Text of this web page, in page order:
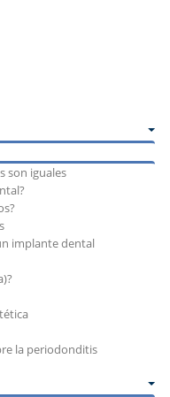
son iguales
implante dental
la periodonditis